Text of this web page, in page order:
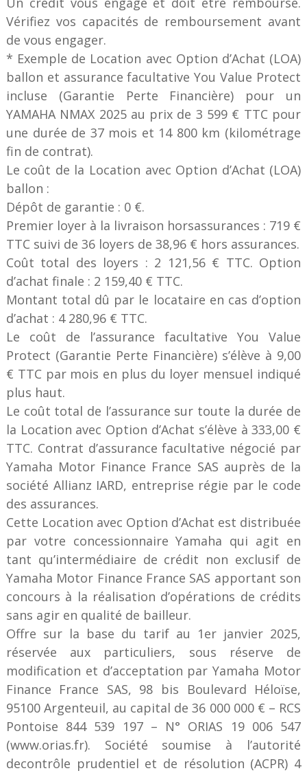
Vérifiez vos capacités de remboursement avant
de vous engager.
* Exemple de Location avec Option d’Achat (LOA)
ballon et assurance facultative You Value Protect
incluse (Garantie Perte Financière) pour un
YAMAHA NMAX 2025 au prix de 3 599 € TTC pour
une durée de 37 mois et 14 800 km (kilométrage
fin de contrat).
Le coût de la Location avec Option d’Achat (LOA)
ballon :
Dépôt de garantie : 0 €.
Premier loyer à la livraison horsassurances : 719 €
TTC suivi de 36 loyers de 38,96 € hors assurances.
Coût total des loyers : 2 121,56 € TTC. Option
d’achat finale : 2 159,40 € TTC.
Montant total dû par le locataire en cas d’option
d’achat : 4 280,96 € TTC.
Le coût de l’assurance facultative You Value
Protect (Garantie Perte Financière) s’élève à 9,00
€ TTC par mois en plus du loyer mensuel indiqué
plus haut.
Le coût total de l’assurance sur toute la durée de
la Location avec Option d’Achat s’élève à 333,00 €
TTC. Contrat d’assurance facultative négocié par
Yamaha Motor Finance France SAS auprès de la
société Allianz IARD, entreprise régie par le code
des assurances.
Cette Location avec Option d’Achat est distribuée
par votre concessionnaire Yamaha qui agit en
tant qu’intermédiaire de crédit non exclusif de
Yamaha Motor Finance France SAS apportant son
concours à la réalisation d’opérations de crédits
sans agir en qualité de bailleur.
Offre sur la base du tarif au 1er janvier 2025,
réservée aux particuliers, sous réserve de
modification et d’acceptation par Yamaha Motor
Finance France SAS, 98 bis Boulevard Héloïse,
95100 Argenteuil, au capital de 36 000 000 € – RCS
Pontoise 844 539 197 – N° ORIAS 19 006 547
(www.orias.fr). Société soumise à l’autorité
decontrôle prudentiel et de résolution (ACPR) 4